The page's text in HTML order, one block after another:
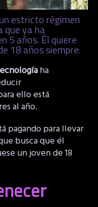
estricto régimen
que ya ha
5 años. Él quiere
18 años siempre.
ha
ello está
al año.
pagando para llevar
busca que él
un joven de 18